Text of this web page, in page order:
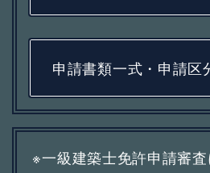
申請書類一式・申請区
※一級建築士免許申請審